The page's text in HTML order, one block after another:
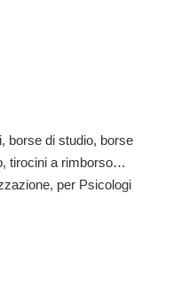
borse di studio, borse
tirocini a rimborso…
per Psicologi